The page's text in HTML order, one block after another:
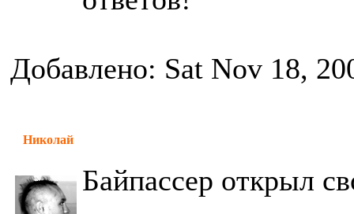
Добавлено: Sat Nov 18,
Николай
Байпассер открыл